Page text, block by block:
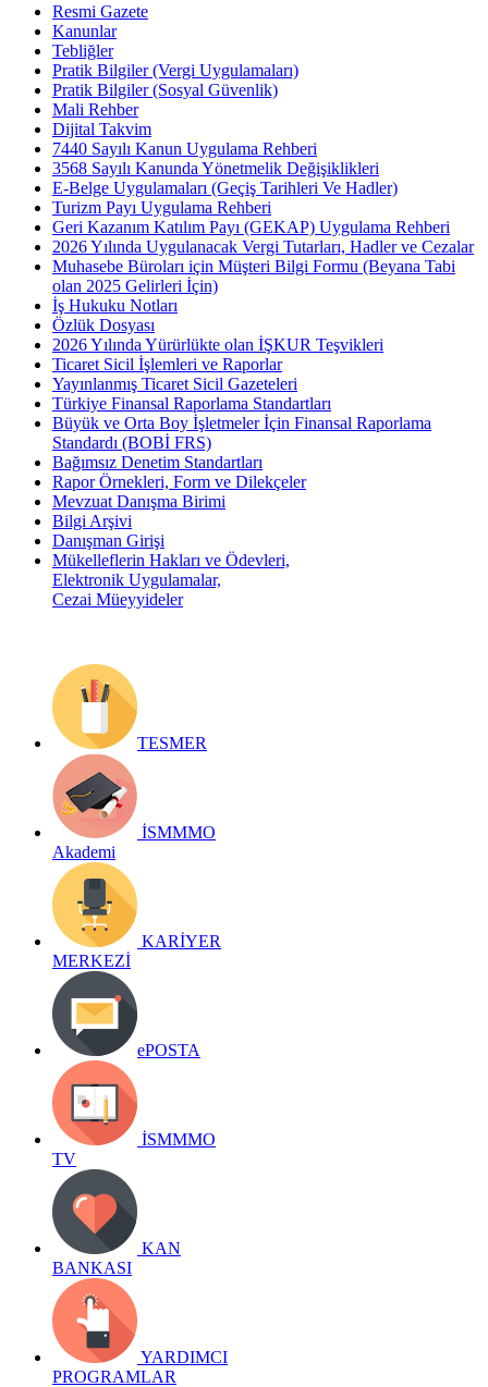
Resmi Gazete
Kanunlar
Tebliğler
Pratik Bilgiler (Vergi Uygulamaları)
Pratik Bilgiler (Sosyal Güvenlik)
Mali Rehber
Dijital Takvim
7440 Sayılı Kanun Uygulama Rehberi
3568 Sayılı Kanunda Yönetmelik Değişiklikleri
E-Belge Uygulamaları (Geçiş Tarihleri Ve Hadler)
Turizm Payı Uygulama Rehberi
Geri Kazanım Katılım Payı (GEKAP) Uygulama Rehberi
2026 Yılında Uygulanacak Vergi Tutarları, Hadler ve Cezalar
Muhasebe Büroları için Müşteri Bilgi Formu (Beyana Tabi
olan 2025 Gelirleri İçin)
İş Hukuku Notları
Özlük Dosyası
2026 Yılında Yürürlükte olan İŞKUR Teşvikleri
Ticaret Sicil İşlemleri ve Raporlar
Yayınlanmış Ticaret Sicil Gazeteleri
Türkiye Finansal Raporlama Standartları
Büyük ve Orta Boy İşletmeler İçin Finansal Raporlama
Standardı (BOBİ FRS)
Bağımsız Denetim Standartları
Rapor Örnekleri, Form ve Dilekçeler
Mevzuat Danışma Birimi
Bilgi Arşivi
Danışman Girişi
Mükelleflerin Hakları ve Ödevleri,
Elektronik Uygulamalar,
Cezai Müeyyideler
TESMER
İSMMMO
Akademi
KARİYER
MERKEZİ
ePOSTA
İSMMMO
TV
KAN
BANKASI
YARDIMCI
PROGRAMLAR